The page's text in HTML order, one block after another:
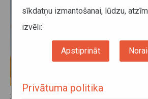
23. decembris 2022
sīkdatņu izmantošanai, lūdzu,
izvēli:
Apstiprināt
Privātuma politika